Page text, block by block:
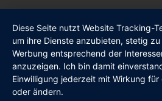
Diese Seite nutzt Website Tracking-
um ihre Dienste anzubieten, stetig
Werbung entsprechend der
anzuzeigen. Ich bin damit
Einwilligung jederzeit mit Wirkung
oder ändern.